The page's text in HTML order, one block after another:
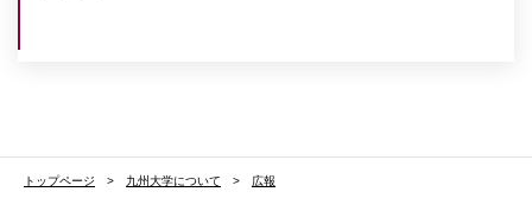
トップページ 九州大学について 広報